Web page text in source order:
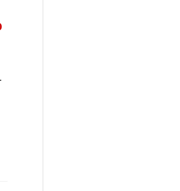
na íntegra, no ROADBURN [streaming]